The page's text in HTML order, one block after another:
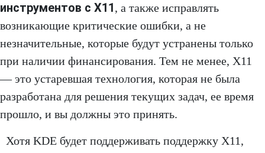
инструментов с X11, а также исправлять
возникающие критические ошибки, а не
незначительные, которые будут устранены только
при наличии финансирования. Тем не менее, X11
— это устаревшая технология, которая не была
разработана для решения текущих задач, ее время
прошло, и вы должны это принять.
Хотя KDE будет поддерживать поддержку X11,